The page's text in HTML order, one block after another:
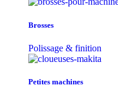
Brosses
Polissage & finition
Petites machines